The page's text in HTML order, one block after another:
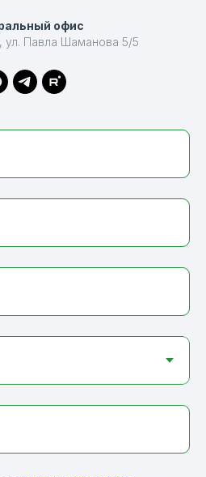
офис
ул. Павла Шаманова 5/5